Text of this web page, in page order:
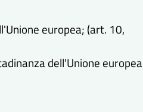
europea; (art. 10,
dell'Unione europea